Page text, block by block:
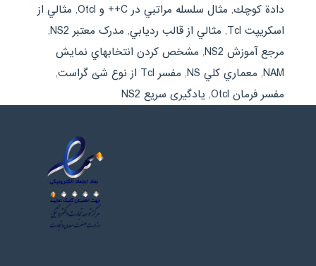
دادة كوچك, مثال سلسله مراتبي در C++ و Otcl , مثالي از
اسكريپت Tcl
, مثالي از قالب رديابي, مدرک معتبر NS2
,
مرجع آموزش NS2
, مشخص كردن انتخاب‏هاي نمايش
NAM
, معماري كلي NS , مفسر Tcl از نوع شئ گراست
,
مفسر فرمان Otcl
, یادگیری سریع NS2